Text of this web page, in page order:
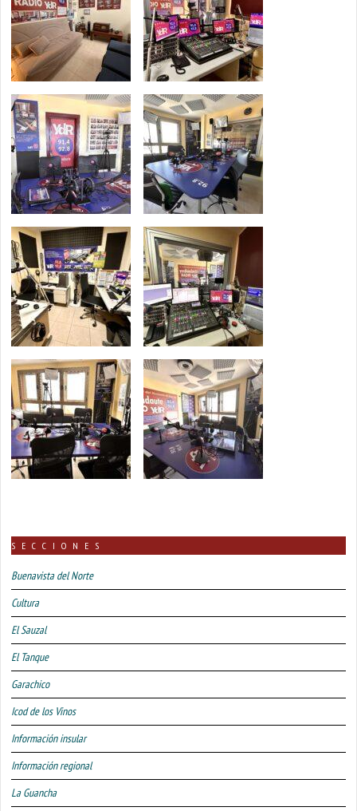
SECCIONES
Buenavista del Norte
Cultura
El Sauzal
El Tanque
Garachico
Icod de los Vinos
Información insular
Información regional
La Guancha